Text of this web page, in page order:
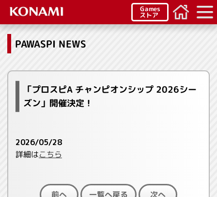
Games
ストア
PAWASPI NEWS
「プロスピA チャンピオンシップ 2026シー
ズン」開催決定！
2026/05/28
詳細はこちら
前へ 一覧へ戻る 次へ